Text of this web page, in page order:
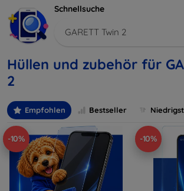
Schnellsuche
GARETT Twin 2
Hüllen und zubehör für
2
Empfohlen Bestseller
-10% -10%